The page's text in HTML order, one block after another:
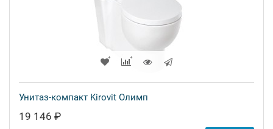
Унитаз-компакт Kirovit Олимп
19 146 ₽